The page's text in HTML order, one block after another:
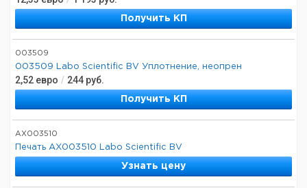
Получить КП
003509
003509 Labo Scientific BV Уплотнение, неопрен
2,52 евро / 244 руб.
Получить КП
AX003510
Печать AX003510 Labo Scientific BV
Узнать цену